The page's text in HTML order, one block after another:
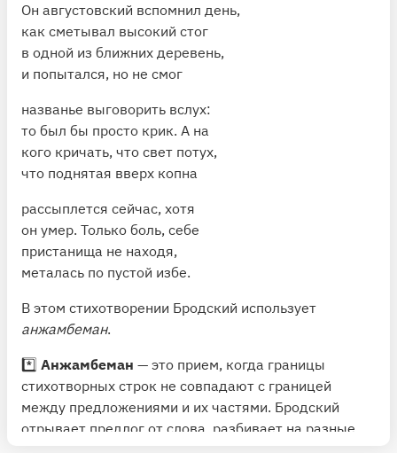
Он августовский вспомнил день,
как сметывал высокий стог
в одной из ближних деревень,
и попытался, но не смог
названье выговорить вслух:
то был бы просто крик. А на
кого кричать, что свет потух,
что поднятая вверх копна
рассыплется сейчас, хотя
он умер. Только боль, себе
пристанища не находя,
металась по пустой избе.
В этом стихотворении Бродский использует
анжамбеман.
*️⃣ Анжамбеман — это прием, когда границы
стихотворных строк не совпадают с границей
между предложениями и их частями. Бродский
отрывает предлог от слова, разбивает на разные